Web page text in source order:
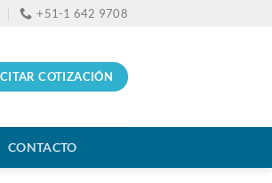
+51-1 642 9708
COTIZACIÓN
CONTACTO